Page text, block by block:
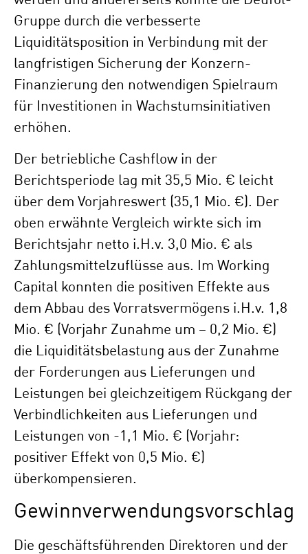
Gruppe durch die verbesserte
Liquiditätsposition in Verbindung mit der
langfristigen Sicherung der Konzern-
Finanzierung den notwendigen Spielraum
für Investitionen in Wachstumsinitiativen
erhöhen.
Der betriebliche Cashflow in der
Berichtsperiode lag mit 35,5 Mio. € leicht
über dem Vorjahreswert (35,1 Mio. €). Der
oben erwähnte Vergleich wirkte sich im
Berichtsjahr netto i.H.v. 3,0 Mio. € als
Zahlungsmittelzuflüsse aus. Im Working
Capital konnten die positiven Effekte aus
dem Abbau des Vorratsvermögens i.H.v. 1,8
Mio. € (Vorjahr Zunahme um – 0,2 Mio. €)
die Liquiditätsbelastung aus der Zunahme
der Forderungen aus Lieferungen und
Leistungen bei gleichzeitigem Rückgang der
Verbindlichkeiten aus Lieferungen und
Leistungen von -1,1 Mio. € (Vorjahr:
positiver Effekt von 0,5 Mio. €)
überkompensieren.
Gewinnverwendungsvorschlag
Die geschäftsführenden Direktoren und der